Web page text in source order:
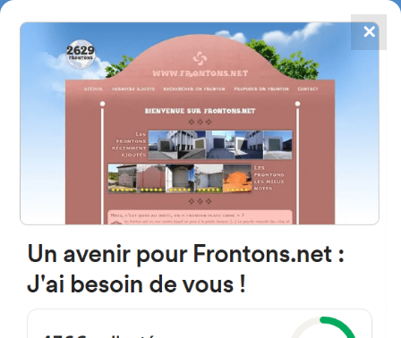
FRONTONS.NET
BUSCAR UN FRONTÓN
AÑADIR UN FRONTÓN
4784
frontones
50367 Langa del Castillo,
✕